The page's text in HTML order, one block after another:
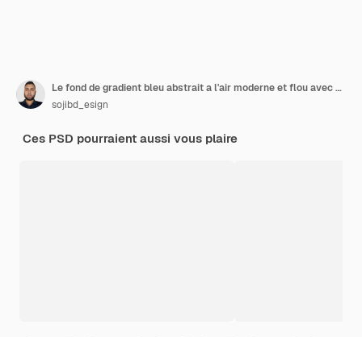
Le fond de gradient bleu abstrait a l'air moderne et flou avec une texture bleue
sojibd_esign
Ces PSD pourraient aussi vous plaire